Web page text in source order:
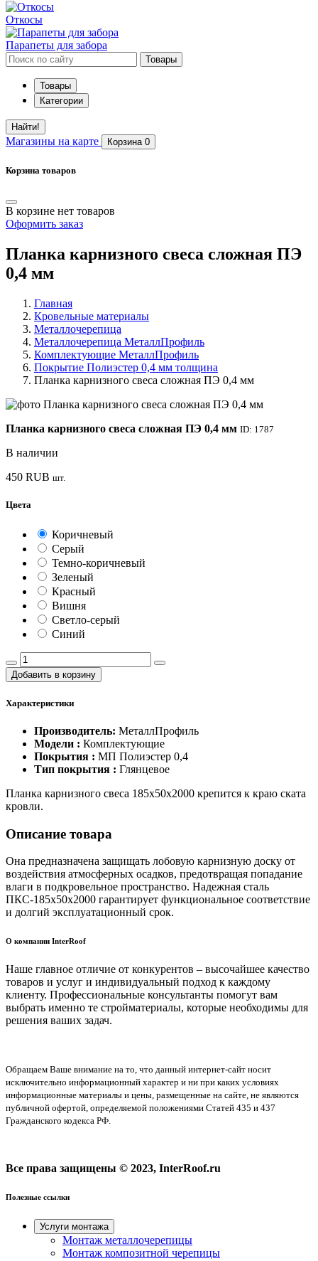
Откосы
Парапеты для забора
Товары
Товары
Категории
Найти!
Магазины на карте Корзина 0
Корзина товаров
В корзине нет товаров
Оформить заказ
Планка карнизного свеса сложная ПЭ
0,4 мм
Главная
Кровельные материалы
Металлочерепица
Металлочерепица МеталлПрофиль
Комплектующие МеталлПрофиль
Покрытие Полиэстер 0,4 мм толщина
Планка карнизного свеса сложная ПЭ 0,4 мм
Планка карнизного свеса сложная ПЭ 0,4 мм ID: 1787
В наличии
450 RUB шт.
Цвета
Коричневый
Серый
Темно-коричневый
Зеленый
Красный
Вишня
Светло-серый
Синий
Добавить в корзину
Характеристики
Производитель: МеталлПрофиль
Модели : Комплектующие
Покрытия : МП Полиэстер 0,4
Тип покрытия : Глянцевое
​Планка карнизного свеса 185х50х2000 крепится к краю ската
кровли.
Описание товара
Она предназначена защищать лобовую карнизную доску от
воздействия атмос­ферных осадков, предотвращая попадание
влаги в подкровельное пространство. Надежная сталь
ПКС-185х50х2000 гарантирует функциональное соответствие
и долгий эксплуатационный срок.
О компании InterRoof
Наше главное отличие от конкурентов – высочайшее качество
товаров и услуг и индивидуальный подход к каждому
клиенту. Профессиональные консультанты помогут вам
выбрать именно те стройматериалы, которые необходимы для
решения ваших задач.
Обращаем Ваше внимание на то, что данный интернет-сайт носит
исключительно информационный характер и ни при каких условиях
информационные материалы и цены, размещенные на сайте, не являются
публичной офертой, определяемой положениями Статей 435 и 437
Гражданского кодекса РФ.
Все права защищены © 2023, InterRoof.ru
Полезные ссылки
Услуги монтажа
Монтаж металлочерепицы
Монтаж композитной черепицы